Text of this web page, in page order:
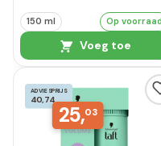
150 ml Op voorraad
Voeg toe
ADVIESPRIJS
40,74
25,03